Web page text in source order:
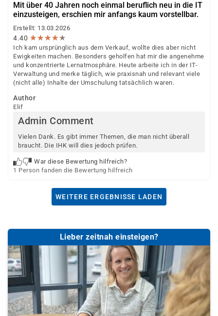
Mit über 40 Jahren noch einmal beruflich neu in die IT
einzusteigen, erschien mir anfangs kaum vorstellbar.
Erstellt: 13.03.2026
4.40 ★★★★★
★★★★★
Ich kam ursprünglich aus dem Verkauf, wollte dies aber nicht
Ewigkeiten machen. Besonders geholfen hat mir die angenehme
und konzentrierte Lernatmosphäre. Heute arbeite ich in der IT-
Verwaltung und merke täglich, wie praxisnah und relevant viele
(nicht alle) Inhalte der Umschulung tatsächlich waren.
Author
Elif
Admin Comment
Vielen Dank. Es gibt immer Themen, die man nicht überall
braucht. Die IHK will dies jedoch prüfen.
War diese Bewertung hilfreich?
1 Person fanden die Bewertung hilfreich
WEITERE ERGEBNISSE LADEN
Lieber zeitnah einsteigen?